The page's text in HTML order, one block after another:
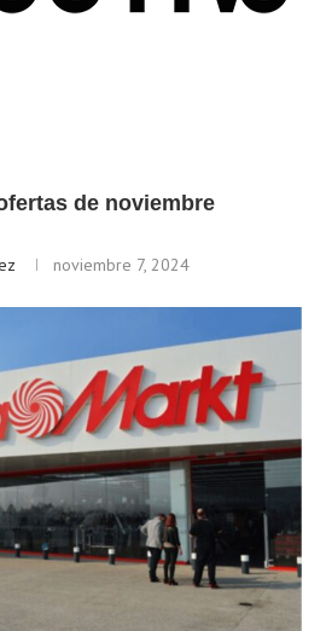
de noviembre
noviembre 7, 2024